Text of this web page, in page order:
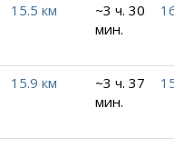
15.5 км
~3 ч. 30
мин.
15.9 км
~3 ч. 37
мин.